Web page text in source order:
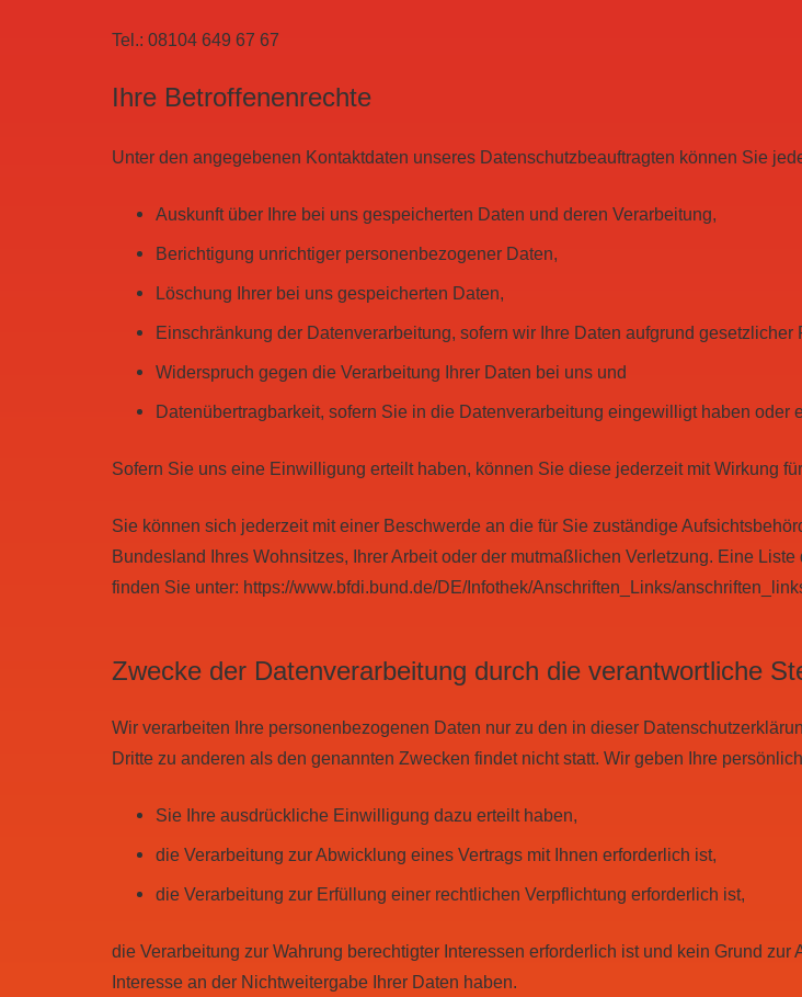
Tel.: 08104 649 67 67
Ihre Betroffenenrechte
Unter den angegebenen Kontaktdaten unseres Datenschutzbeauftragten können Sie
Auskunft über Ihre bei uns gespeicherten Daten und deren Verarbeitung,
Berichtigung unrichtiger personenbezogener Daten,
Löschung Ihrer bei uns gespeicherten Daten,
Einschränkung der Datenverarbeitung, sofern wir Ihre Daten aufgrund
Widerspruch gegen die Verarbeitung Ihrer Daten bei uns und
Datenübertragbarkeit, sofern Sie in die Datenverarbeitung eingewilligt haben oder
Sofern Sie uns eine Einwilligung erteilt haben, können Sie diese jederzeit mit Wirkung
Sie können sich jederzeit mit einer Beschwerde an die für Sie zuständige
Bundesland Ihres Wohnsitzes, Ihrer Arbeit oder der mutmaßlichen Verletzung. Eine
finden Sie unter: https://www.bfdi.bund.de/DE/Infothek/Anschriften_Links/
Zwecke der Datenverarbeitung durch die verantwortliche
Wir verarbeiten Ihre personenbezogenen Daten nur zu den in dieser
Dritte zu anderen als den genannten Zwecken findet nicht statt. Wir geben Ihre
Sie Ihre ausdrückliche Einwilligung dazu erteilt haben,
die Verarbeitung zur Abwicklung eines Vertrags mit Ihnen erforderlich ist,
die Verarbeitung zur Erfüllung einer rechtlichen Verpflichtung erforderlich ist,
die Verarbeitung zur Wahrung berechtigter Interessen erforderlich ist und kein Grund
Interesse an der Nichtweitergabe Ihrer Daten haben.